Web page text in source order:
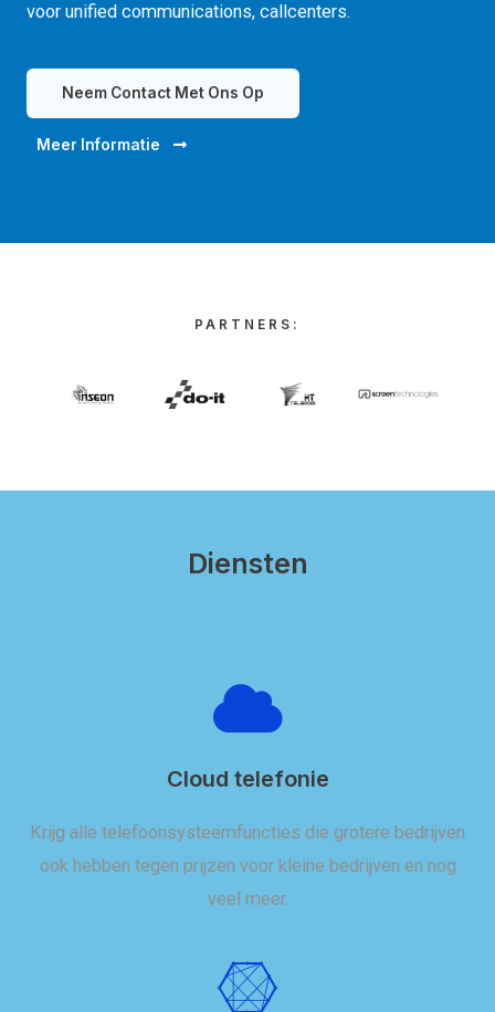
voor unified communications, callcenters.
Neem Contact Met Ons Op
Meer Informatie
PARTNERS:
Diensten
Cloud telefonie
Krijg alle telefoonsysteemfuncties die grotere bedrijven
ook hebben tegen prijzen voor kleine bedrijven en nog
veel meer.